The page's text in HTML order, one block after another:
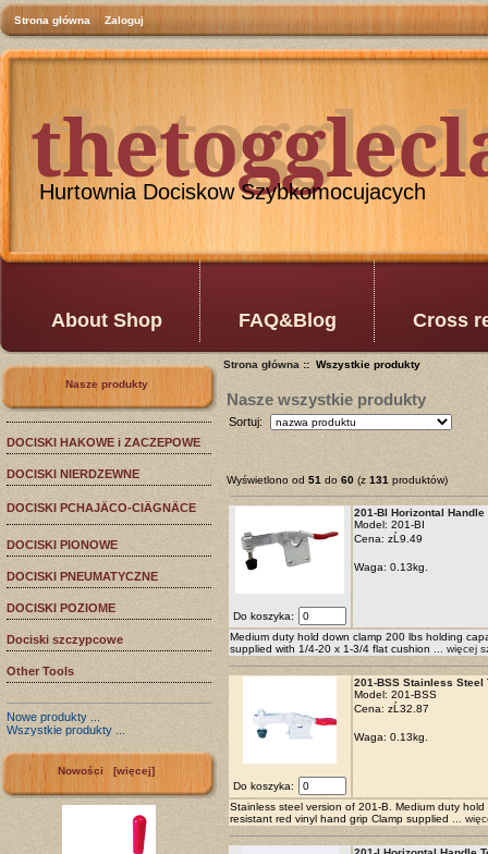
Strona główna Zaloguj
Hurtownia Dociskow Szybkomocujacych
About Shop FAQ&Blog Cross
Nasze produkty
DOCISKI HAKOWE i ZACZEPOWE
DOCISKI NIERDZEWNE
DOCISKI PCHAJÄCO-CIÄGNÄCE
DOCISKI PIONOWE
DOCISKI PNEUMATYCZNE
DOCISKI POZIOME
Dociski szczypcowe
Other Tools
Nowe produkty ...
Wszystkie produkty ...
Nowości [więcej]
Strona główna:: Wszystkie produkty
Nasze wszystkie produkty
Sortuj:
Wyświetlono od 51 do 60 (z 131 produktów)
Do koszyka:
201-BI Horizontal
Model: 201-BI
Cena: zĹ9.49
Waga: 0.13kg.
Medium duty hold down clamp 200 lbs holding
supplied with 1/4-20 x 1-3/4 flat cushion ... więcej
Do koszyka:
201-BSS Stainless Steel
Model: 201-BSS
Cena: zĹ32.87
Waga: 0.13kg.
Stainless steel version of 201-B. Medium duty
resistant red vinyl hand grip Clamp supplied ...